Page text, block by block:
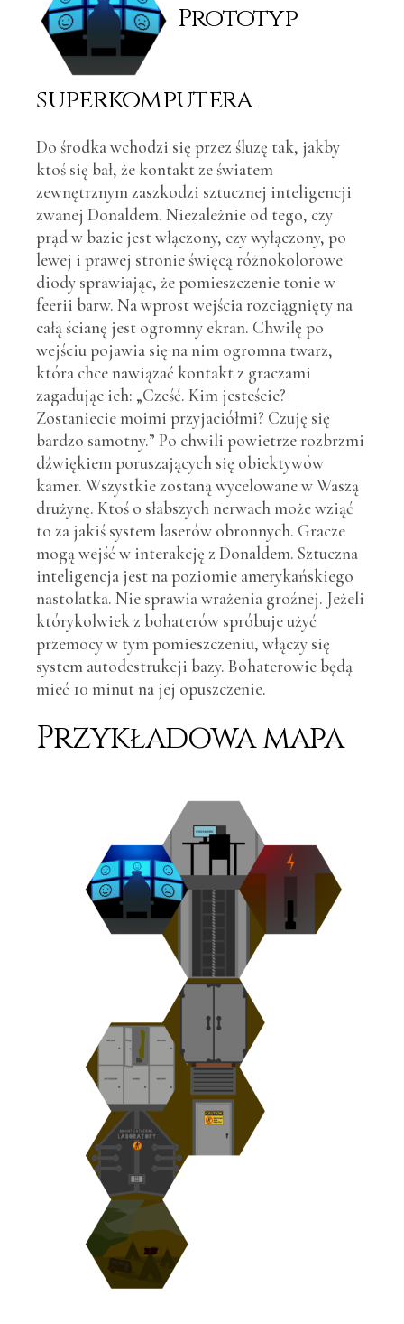
Prototyp
superkomputera
Do środka wchodzi się przez śluzę tak, jakby
ktoś się bał, że kontakt ze światem
zewnętrznym zaszkodzi sztucznej inteligencji
zwanej Donaldem. Niezależnie od tego, czy
prąd w bazie jest włączony, czy wyłączony, po
lewej i prawej stronie święcą różnokolorowe
diody sprawiając, że pomieszczenie tonie w
feerii barw. Na wprost wejścia rozciągnięty na
całą ścianę jest ogromny ekran. Chwilę po
wejściu pojawia się na nim ogromna twarz,
która chce nawiązać kontakt z graczami
zagadując ich: „Cześć. Kim jesteście?
Zostaniecie moimi przyjaciółmi? Czuję się
bardzo samotny.” Po chwili powietrze rozbrzmi
dźwiękiem poruszających się obiektywów
kamer. Wszystkie zostaną wycelowane w Waszą
drużynę. Ktoś o słabszych nerwach może wziąć
to za jakiś system laserów obronnych. Gracze
mogą wejść w interakcję z Donaldem. Sztuczna
inteligencja jest na poziomie amerykańskiego
nastolatka. Nie sprawia wrażenia groźnej. Jeżeli
którykolwiek z bohaterów spróbuje użyć
przemocy w tym pomieszczeniu, włączy się
system autodestrukcji bazy. Bohaterowie będą
mieć 10 minut na jej opuszczenie.
Przykładowa mapa